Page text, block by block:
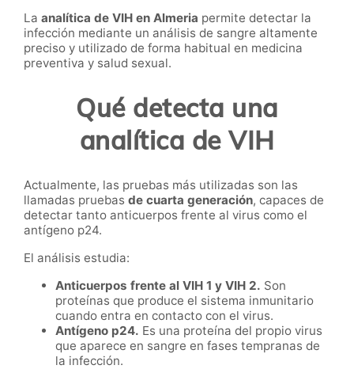
La analítica de VIH en Almeria permite detectar la
infección mediante un análisis de sangre altamente
preciso y utilizado de forma habitual en medicina
preventiva y salud sexual.
Qué detecta una
analítica de VIH
Actualmente, las pruebas más utilizadas son las
llamadas pruebas de cuarta generación, capaces de
detectar tanto anticuerpos frente al virus como el
antígeno p24.
El análisis estudia:
Anticuerpos frente al VIH 1 y VIH 2. Son
proteínas que produce el sistema inmunitario
cuando entra en contacto con el virus.
Antígeno p24. Es una proteína del propio virus
que aparece en sangre en fases tempranas de
la infección.